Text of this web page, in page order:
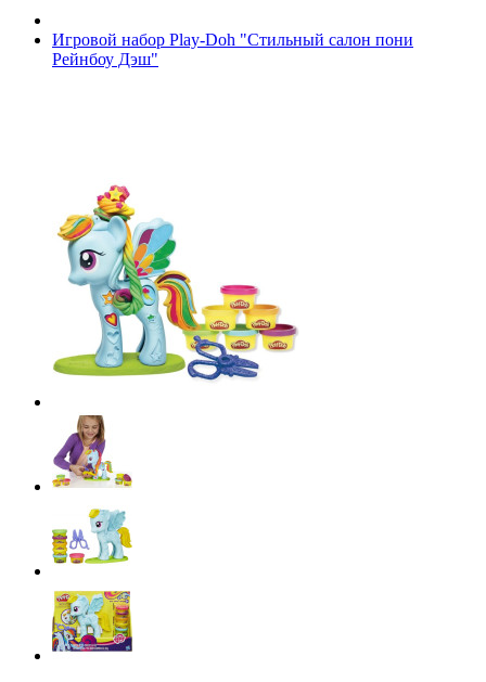
Игровой набор Play-Doh "Стильный салон пони
Рейнбоу Дэш"